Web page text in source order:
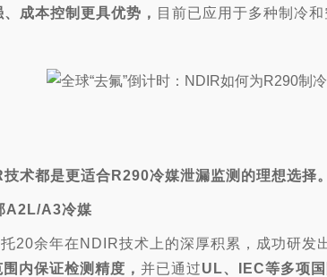
成本控制更具优势， 目前已应用于多种制冷和
技术都是更适合R290冷媒泄漏监测的理想选择。
A2L/A3冷媒
20余年在NDIR技术上的深厚积累，成功研
内保证检测精度， 并已通过UL、IEC等多项